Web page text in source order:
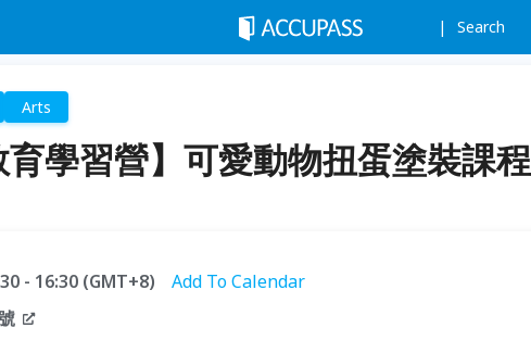
Search
Arts
育學習營】可愛動物扭蛋塗裝課程
- 16:30 (GMT+8)
Add To Calendar